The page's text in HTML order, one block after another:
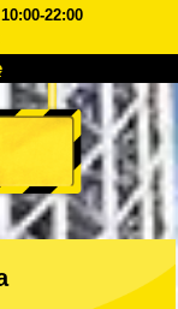
22:00
Cena
FAQ